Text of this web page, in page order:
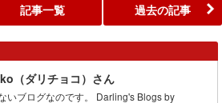
記事一覧 過去の記事
（ダリチョコ）さん
いブログなのです。 Darling's Blogs by